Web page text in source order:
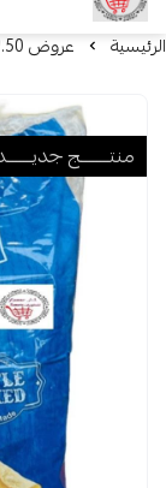
الرئيسية عروض 9.50 ريال
منتــــــــج